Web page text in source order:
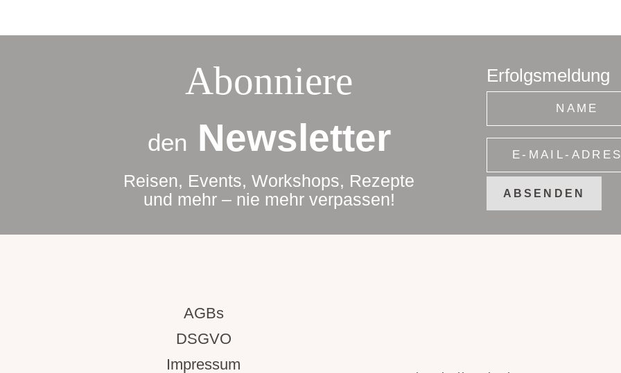
Abonniere
den Newsletter
Reisen, Events, Workshops, Rezepte
und mehr – nie mehr verpassen!
Erfolgsmeldung
ABSENDEN
AGBs
DSGVO
Impressum